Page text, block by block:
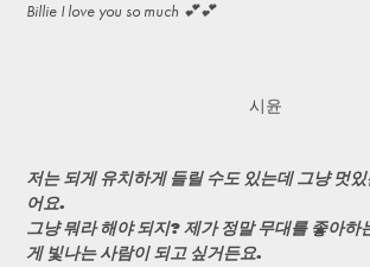
Billie I love you so much 💕💕
시윤
저는 되게 유치하게 들릴 수도 있는데 그냥 멋
어요.
그냥 뭐라 해야 되지? 제가 정말 무대를 좋아하
게 빛나는 사람이 되고 싶거든요.